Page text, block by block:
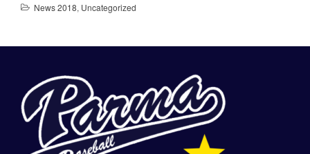
News 2018, Uncategorized